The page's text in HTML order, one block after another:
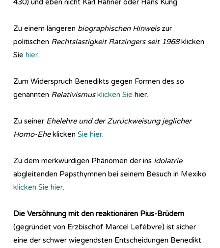
430) und eben nicht Karl Rahner oder Hans Küng.
Zu einem längeren biographischen Hinweiszur
politischen Rechtslastigkeit Ratzingers seit 1968klicken
Sie hier.
Zum Widerspruch Benedikts gegen Formen des so
genannten Relativismusklicken Sie hier.
Zu seiner Ehelehre und der Zurückweisung jeglicher
Homo-Eheklicken Sie hier.
Zu dem merkwürdigen Phänomen der ins Idolatrie
abgleitenden Papsthymnen bei seinem Besuch in Mexiko
klicken Sie hier.
Die Versöhnung mit den reaktionären Pius-Brüdern
(gegründet von Erzbischof Marcel Lefèbvre) ist sicher
eine der schwer wiegendsten Entscheidungen Benedikt